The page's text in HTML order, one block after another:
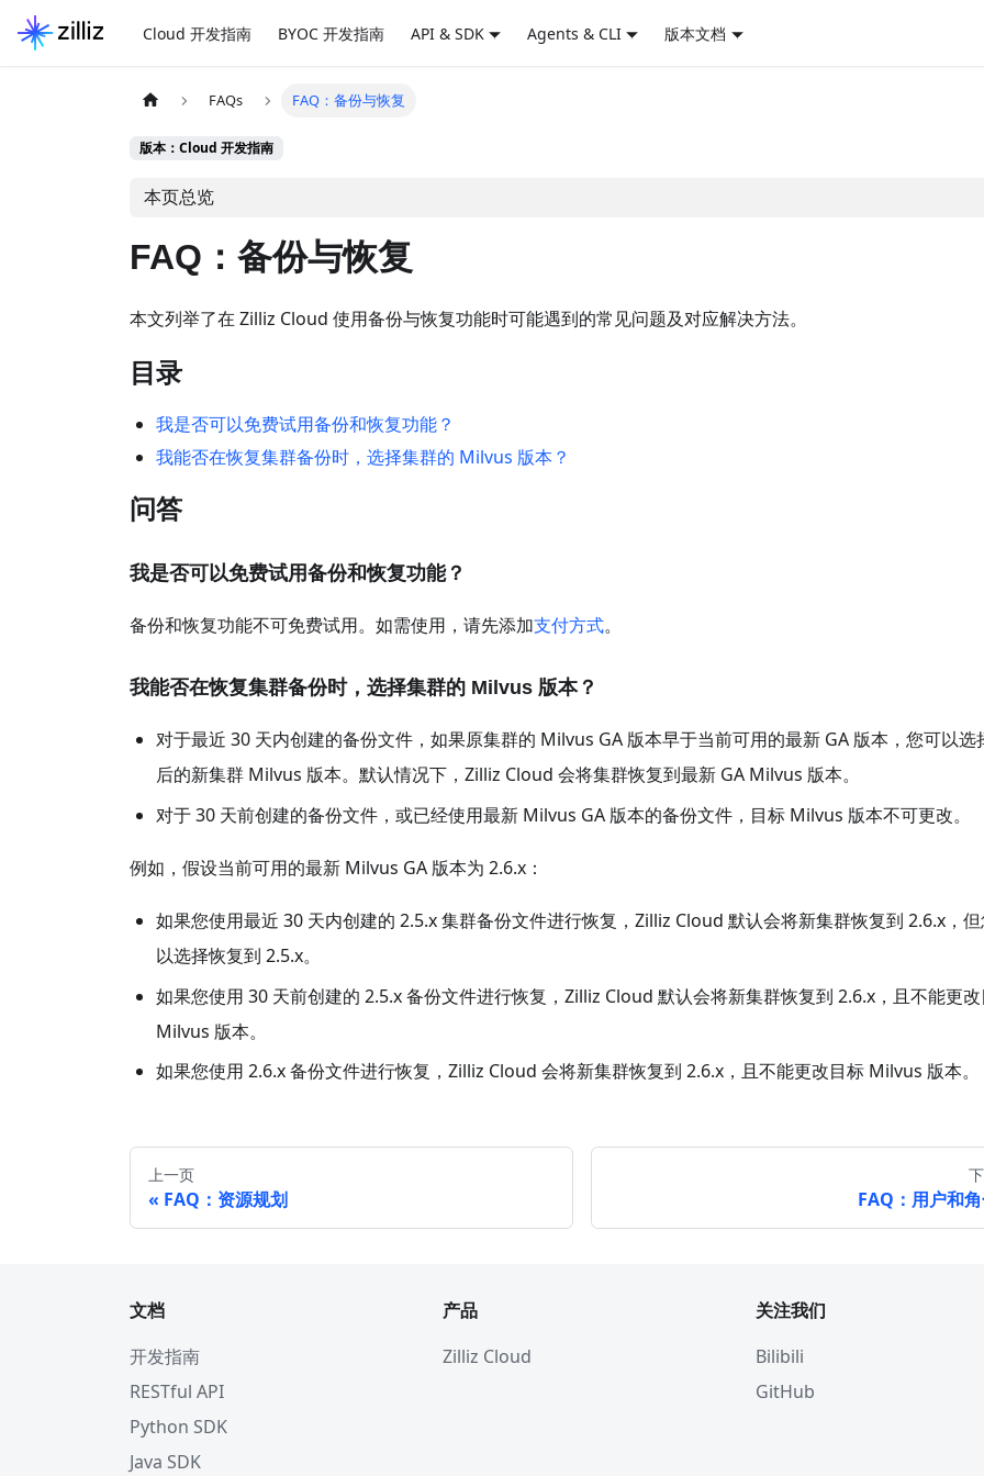
Cloud 开发指南 BYOC 开发指南 API & SDK Agents & CLI 版本文档
FAQs FAQ：备份与恢复
版本：Cloud 开发指南
本页总览
FAQ：备份与恢复
本文列举了在 Zilliz Cloud 使用备份与恢复功能时可能遇到的常见问题及对应解决方法。
目录
我是否可以免费试用备份和恢复功能？
我能否在恢复集群备份时，选择集群的 Milvus 版本？
问答
我是否可以免费试用备份和恢复功能？
备份和恢复功能不可免费试用。如需使用，请先添加支付方式。
我能否在恢复集群备份时，选择集群的 Milvus 版本？
对于最近 30 天内创建的备份文件，如果原集群的 Milvus GA 版本早于当前可用的最新 GA 版本，您可以选
后的新集群 Milvus 版本。默认情况下，Zilliz Cloud 会将集群恢复到最新 GA Milvus 版本。
对于 30 天前创建的备份文件，或已经使用最新 Milvus GA 版本的备份文件，目标 Milvus 版本不可更改。
例如，假设当前可用的最新 Milvus GA 版本为 2.6.x：
如果您使用最近 30 天内创建的 2.5.x 集群备份文件进行恢复，Zilliz Cloud 默认会将新集群恢复到 2.6.x，
以选择恢复到 2.5.x。
如果您使用 30 天前创建的 2.5.x 备份文件进行恢复，Zilliz Cloud 默认会将新集群恢复到 2.6.x，且不能更
Milvus 版本。
如果您使用 2.6.x 备份文件进行恢复，Zilliz Cloud 会将新集群恢复到 2.6.x，且不能更改目标 Milvus 版本。
上一页
FAQ：资源规划 FAQ：用户和
文档
开发指南
RESTful API
Python SDK
Java SDK
产品
Zilliz Cloud
关注我们
Bilibili
GitHub